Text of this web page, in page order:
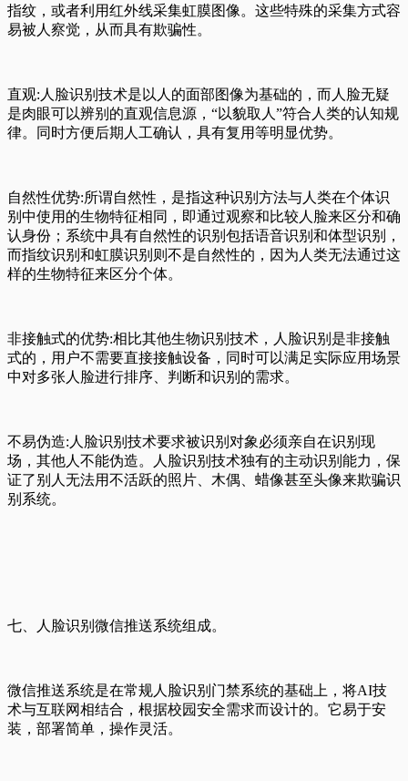
指纹，或者利用红外线采集虹膜图像。这些特殊的采集方式容
易被人察觉，从而具有欺骗性。
直观:人脸识别技术是以人的面部图像为基础的，而人脸无疑
是肉眼可以辨别的直观信息源，“以貌取人”符合人类的认知规
律。同时方便后期人工确认，具有复用等明显优势。
自然性优势:所谓自然性，是指这种识别方法与人类在个体识
别中使用的生物特征相同，即通过观察和比较人脸来区分和确
认身份；系统中具有自然性的识别包括语音识别和体型识别，
而指纹识别和虹膜识别则不是自然性的，因为人类无法通过这
样的生物特征来区分个体。
非接触式的优势:相比其他生物识别技术，人脸识别是非接触
式的，用户不需要直接接触设备，同时可以满足实际应用场景
中对多张人脸进行排序、判断和识别的需求。
不易伪造:人脸识别技术要求被识别对象必须亲自在识别现
场，其他人不能伪造。人脸识别技术独有的主动识别能力，保
证了别人无法用不活跃的照片、木偶、蜡像甚至头像来欺骗识
别系统。
七、人脸识别微信推送系统组成。
微信推送系统是在常规人脸识别门禁系统的基础上，将AI技
术与互联网相结合，根据校园安全需求而设计的。它易于安
装，部署简单，操作灵活。